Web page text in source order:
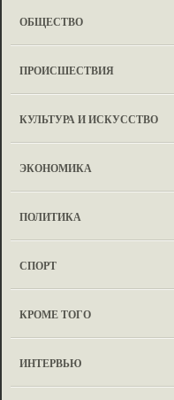
ОБЩЕСТВО
ПРОИСШЕСТВИЯ
КУЛЬТУРА И ИСКУССТВО
ЭКОНОМИКА
ПОЛИТИКА
СПОРТ
КРОМЕ ТОГО
ИНТЕРВЬЮ